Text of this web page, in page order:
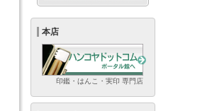
本店
印鑑・はんこ・実印 専門店